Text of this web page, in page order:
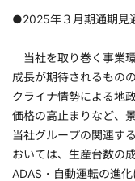
●2025年３月期通期見
当社を取り巻く事業
成長が期待されるもの
クライナ情勢による地
価格の高止まりなど、
当社グループの関連す
おいては、生産台数の
ADAS・自動運転の進